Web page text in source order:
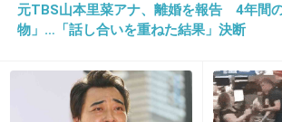
2013/05/18(土) 17:44:11
姉の二十歳の誕生日には、父と母はジュ
元TBS山本里菜アナ、離婚を報告 4年間
物」…「話し合いを重ねた結果」決断